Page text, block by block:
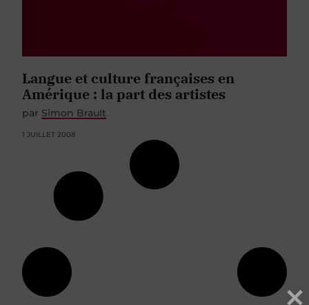
Langue et culture françaises en
Amérique : la part des artistes
par Simon Brault
1 JUILLET 2008